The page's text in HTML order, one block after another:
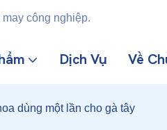
công nghiệp.
Dịch Vụ Về
dùng một lần cho gà tây